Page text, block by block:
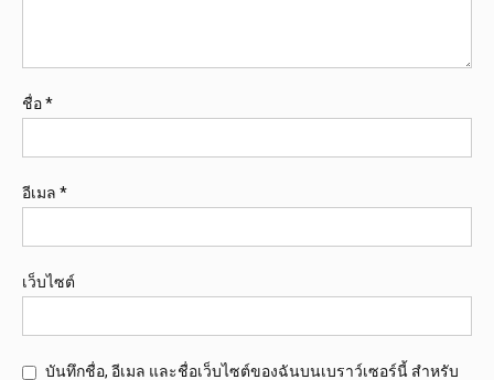
ชื่อ*
อีเมล *
เว็บไซต์
บันทึกชื่อ, อีเมล และชื่อเว็บไซต์ของฉันบนเบราว์เซอร์นี้ สำหรับ